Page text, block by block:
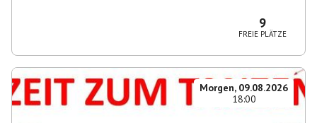
9
FREIE PLÄTZE
Morgen, 09.08.2026
18:00